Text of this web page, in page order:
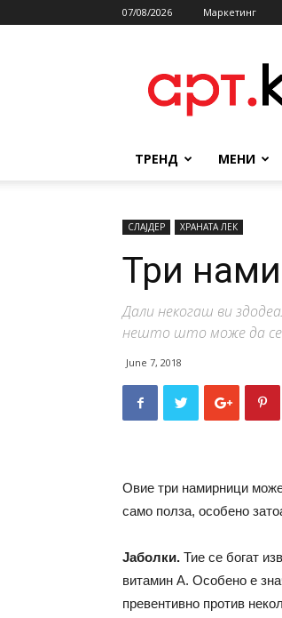
07/08/2026 Маркетинг
ТРЕНД МЕНИ
СЛАЈДЕР ХРАНАТА ЛЕК
Три
Дали некогаш ви
нешто што може да се
June 7, 2018
Овие три намирници
само полза, особено
Јаболки. Тие се богат
витамин А. Особено е
превентивно против